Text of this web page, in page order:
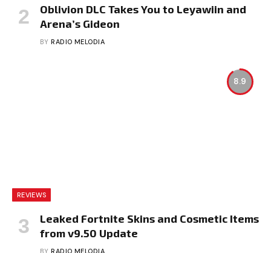
Oblivion DLC Takes You to Leyawiin and
Arena’s Gideon
BY RADIO MELODIA
8.9
REVIEWS
Leaked Fortnite Skins and Cosmetic Items
from v9.50 Update
BY RADIO MELODIA